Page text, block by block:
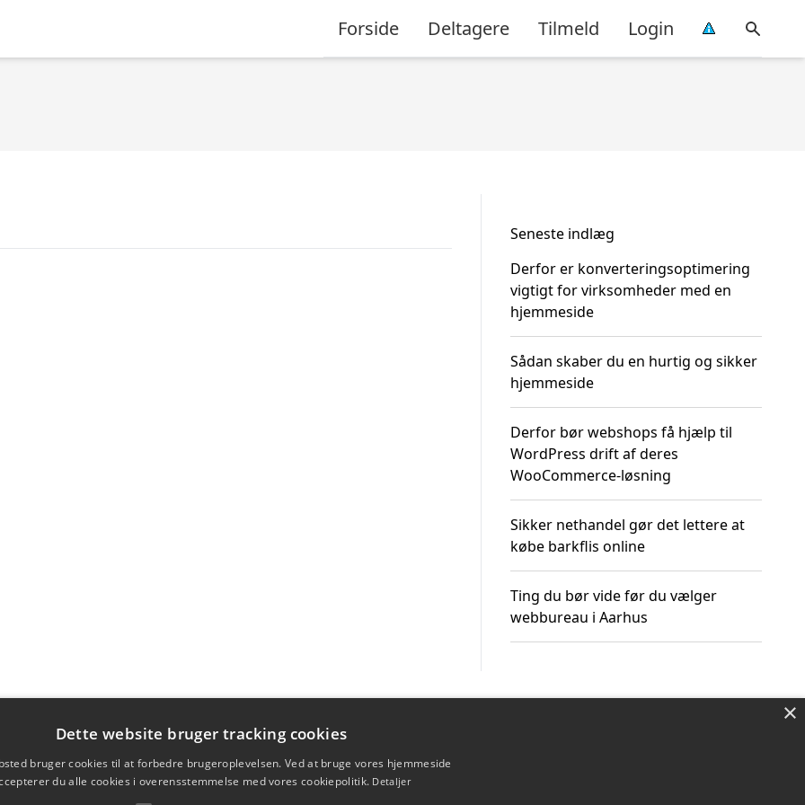
Forside Deltagere Tilmeld Login
Seneste indlæg
Derfor er konverteringsoptimering
vigtigt for virksomheder med en
hjemmeside
Sådan skaber du en hurtig og sikker
hjemmeside
Derfor bør webshops få hjælp til
WordPress drift af deres
WooCommerce-løsning
Sikker nethandel gør det lettere at
købe barkflis online
Ting du bør vide før du vælger
webbureau i Aarhus
×
Dette website bruger tracking cookies
bruger cookies til at forbedre brugeroplevelsen. Ved at bruge vores hjemmeside
du alle cookies i overensstemmelse med vores cookiepolitik. Detaljer